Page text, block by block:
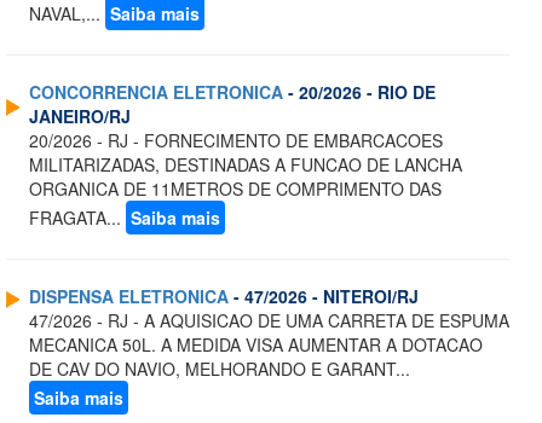
NAVAL,... Saiba mais
CONCORRENCIA ELETRONICA - 20/2026 - RIO DE
JANEIRO/RJ
20/2026 - RJ - FORNECIMENTO DE EMBARCACOES
MILITARIZADAS, DESTINADAS A FUNCAO DE LANCHA
ORGANICA DE 11METROS DE COMPRIMENTO DAS
FRAGATA... Saiba mais
DISPENSA ELETRONICA - 47/2026 - NITEROI/RJ
47/2026 - RJ - A AQUISICAO DE UMA CARRETA DE ESPUMA
MECANICA 50L. A MEDIDA VISA AUMENTAR A DOTACAO
DE CAV DO NAVIO, MELHORANDO E GARANT...
Saiba mais